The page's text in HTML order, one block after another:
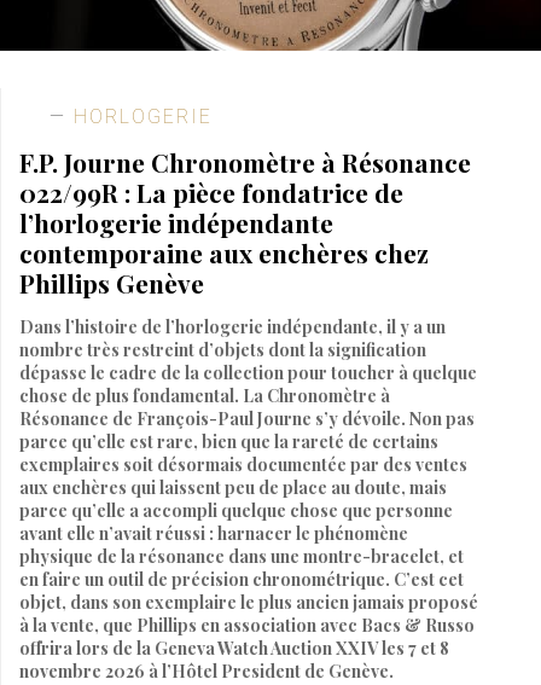
HORLOGERIE
F.P. Journe Chronomètre à Résonance
022/99R : La pièce fondatrice de
l’horlogerie indépendante
contemporaine aux enchères chez
Phillips Genève
Dans l’histoire de l’horlogerie indépendante, il y a un
nombre très restreint d’objets dont la signification
dépasse le cadre de la collection pour toucher à quelque
chose de plus fondamental. La Chronomètre à
Résonance de François-Paul Journe s’y dévoile. Non pas
parce qu’elle est rare, bien que la rareté de certains
exemplaires soit désormais documentée par des ventes
aux enchères qui laissent peu de place au doute, mais
parce qu’elle a accompli quelque chose que personne
avant elle n’avait réussi : harnacer le phénomène
physique de la résonance dans une montre-bracelet, et
en faire un outil de précision chronométrique. C’est cet
objet, dans son exemplaire le plus ancien jamais proposé
à la vente, que Phillips en association avec Bacs & Russo
offrira lors de la Geneva Watch Auction XXIV les 7 et 8
novembre 2026 à l’Hôtel President de Genève.